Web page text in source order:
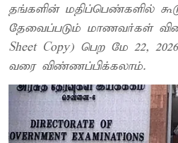
தங்களின் மதிப்பெண்களில்
தேவைப்படும் மாணவர்கள்
Sheet Copy) பெற மே 22,
வரை விண்ணப்பிக்கலாம்.